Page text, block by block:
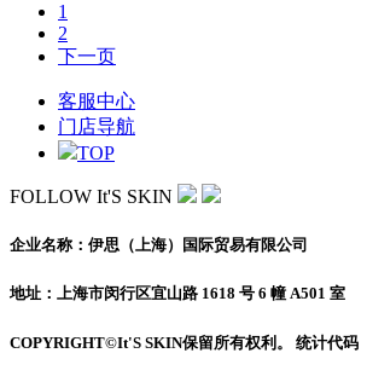
1
2
下一页
客服中心
门店导航
TOP
FOLLOW It'S SKIN
企业名称：伊思（上海）国际贸易有限公司
地址：上海市闵行区宜山路 1618 号 6 幢 A501 室
COPYRIGHT©It'S SKIN保留所有权利。 统计代码